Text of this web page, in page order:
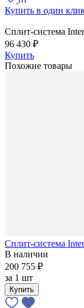
Купить в один
Сплит-система
96 430 ₽
Купить
Похожие товары
Сплит-система
В наличии
200 755 ₽
за 1 шт
Купить